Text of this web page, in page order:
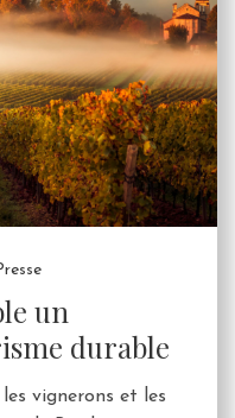
un
durable
vignerons et les